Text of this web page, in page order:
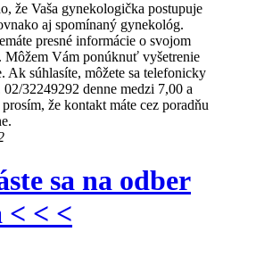
že Vaša gynekologička postupuje
aj spomínaný gynekológ.
presné informácie o svojom
Môžem Vám ponúknuť vyšetrenie
Ak súhlasíte, môžete sa telefonicky
32249292 denne medzi 7,00 a
že kontakt máte cez poradňu
sa na odber
< < <